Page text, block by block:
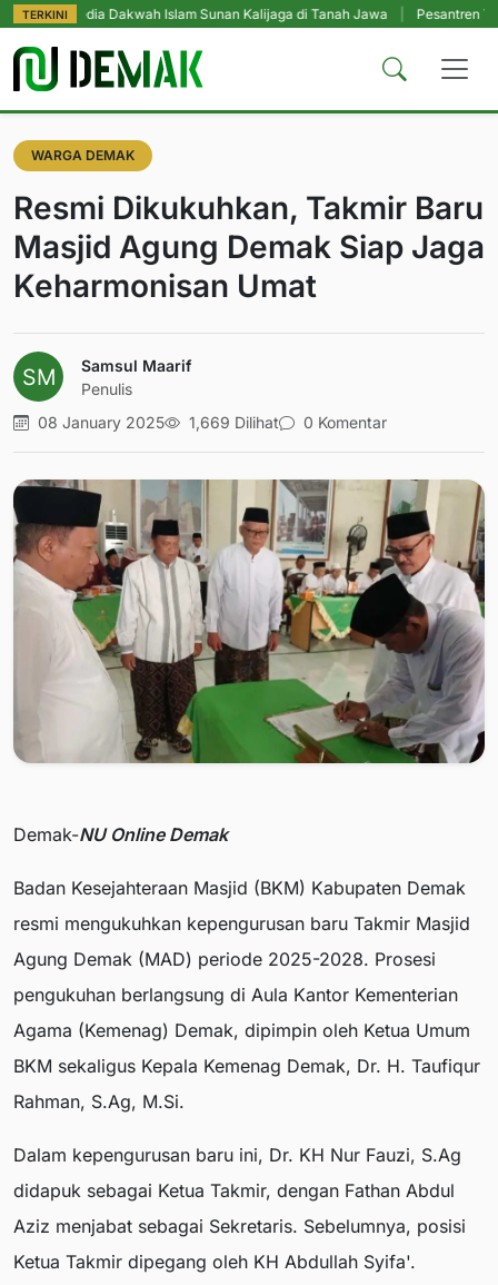
TERKINI
Dakwah Islam Sunan Kalijaga di Tanah Jawa | Pesantren Tetap
WARGA DEMAK
Resmi Dikukuhkan, Takmir Baru
Masjid Agung Demak Siap Jaga
Keharmonisan Umat
Samsul Maarif
Penulis
08 January 2025
1,669 Dilihat 0 Komentar
Demak-NU Online Demak
Badan Kesejahteraan Masjid (BKM) Kabupaten Demak
resmi mengukuhkan kepengurusan baru Takmir Masjid
Agung Demak (MAD) periode 2025-2028. Prosesi
pengukuhan berlangsung di Aula Kantor Kementerian
Agama (Kemenag) Demak, dipimpin oleh Ketua Umum
BKM sekaligus Kepala Kemenag Demak, Dr. H. Taufiqur
Rahman, S.Ag, M.Si.
Dalam kepengurusan baru ini, Dr. KH Nur Fauzi, S.Ag
didapuk sebagai Ketua Takmir, dengan Fathan Abdul
Aziz menjabat sebagai Sekretaris. Sebelumnya, posisi
Ketua Takmir dipegang oleh KH Abdullah Syifa'.